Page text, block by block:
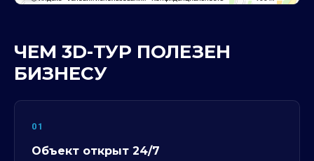
ЧЕМ 3D-ТУР ПОЛЕЗЕН
БИЗНЕСУ
01
Объект открыт 24/7